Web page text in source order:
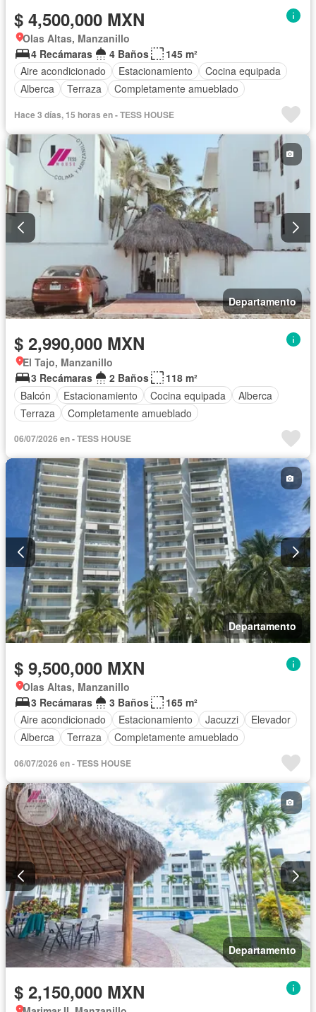
$ 4,500,000 MXN
Olas Altas, Manzanillo
4 Recámaras
4 Baños
145 m²
Aire acondicionado
Estacionamiento
Cocina equipada
Alberca
Terraza Completamente amueblado
Hace 3 días, 15 horas en - TESS HOUSE
Departamento
$ 2,990,000 MXN
El Tajo, Manzanillo
3 Recámaras
2 Baños
118 m²
Balcón
Estacionamiento Cocina equipada
Alberca
Terraza
Completamente amueblado
06/07/2026 en - TESS HOUSE
Departamento
$ 9,500,000 MXN
Olas Altas, Manzanillo
3 Recámaras
3 Baños
165 m²
Aire acondicionado
Estacionamiento Jacuzzi
Elevador
Alberca
Terraza Completamente amueblado
06/07/2026 en - TESS HOUSE
Departamento
$ 2,150,000 MXN